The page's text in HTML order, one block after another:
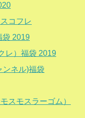
コフレ
袋 2019
レ）福袋 2019
ンネル)福袋
スモスラーゴム）